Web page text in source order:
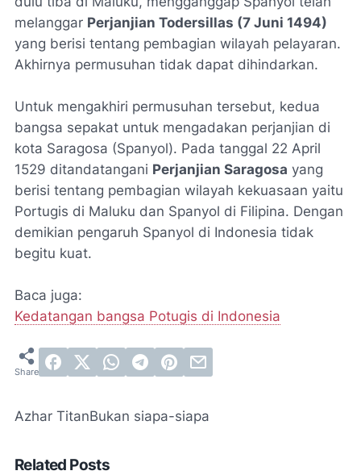
melanggar Perjanjian Todersillas (7 Juni 1494)
yang berisi tentang pembagian wilayah pelayaran.
Akhirnya permusuhan tidak dapat dihindarkan.
Untuk mengakhiri permusuhan tersebut, kedua
bangsa sepakat untuk mengadakan perjanjian di
kota Saragosa (Spanyol). Pada tanggal 22 April
1529 ditandatangani Perjanjian Saragosa yang
berisi tentang pembagian wilayah kekuasaan yaitu
Portugis di Maluku dan Spanyol di Filipina. Dengan
demikian pengaruh Spanyol di Indonesia tidak
begitu kuat.
Baca juga:
Kedatangan bangsa Potugis di Indonesia
Azhar TitanBukan siapa-siapa
Related Posts